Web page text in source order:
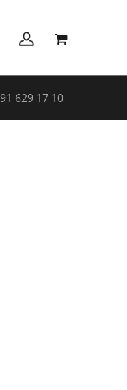
91 629 17 10